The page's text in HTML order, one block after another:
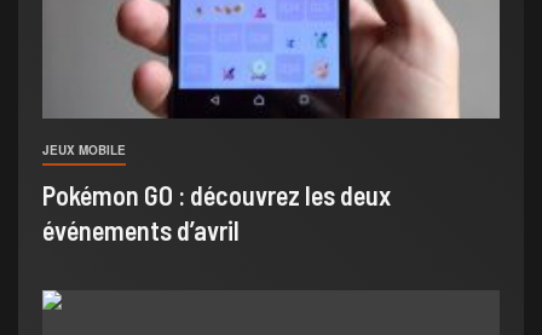
JEUX MOBILE
Pokémon GO : découvrez les deux
événements d’avril